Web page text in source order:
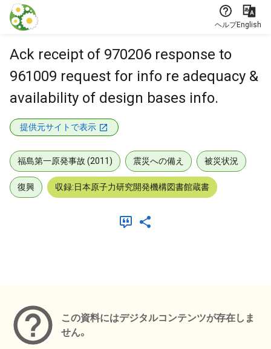
本文に飛ぶ
ヘルプEnglish
Ack receipt of 970206 response to
961009 request for info re adequacy &
availability of design bases info.
提供元サイトで表示
福島第一原発事故 (2011) 震災への備え 被災状況
復興 収録:日本原子力研究開発機構図書館蔵書
この資料にはデジタルコンテンツが存在しま
せん。